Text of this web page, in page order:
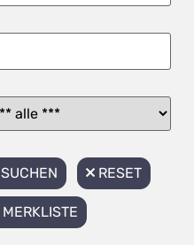
SUCHEN RESET
MERKLISTE